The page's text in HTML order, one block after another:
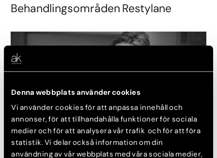
Denna webbplats använder cookies
Vi använder cookies för att anpassa innehåll och
annonser, för att tillhandahålla funktioner för sociala
medier och för att analysera vår trafik och för att föra
statistik. Vi delar också information om din
användning av vår webbplats med våra sociala medier,
Behandlingsområden Restylane